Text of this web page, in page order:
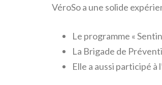
VéroSo a une solide
Le programme «
La Brigade de
Elle a aussi participé